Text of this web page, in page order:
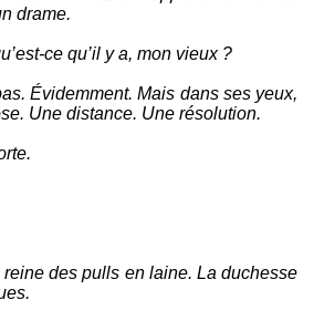
drame.
ce qu’il y a, mon vieux ?
Évidemment. Mais dans ses yeux,
Une distance. Une résolution.
des pulls en laine. La duchesse